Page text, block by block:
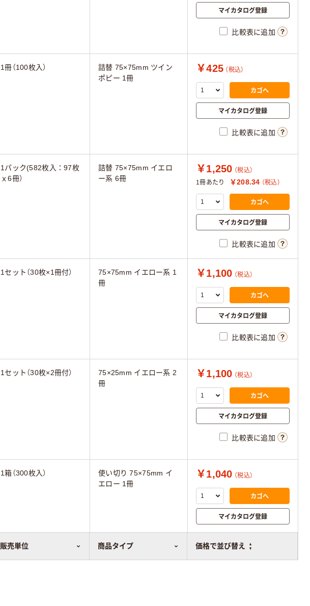
販売単位 商品タイプ 価格で並び替え
マイカタログ登録
比較表に追加
1冊（100枚入）
詰替 75×75mm ツイン
ポピー 1冊
￥425 （税込）
カゴへ
マイカタログ登録
比較表に追加
1パック(582枚入：97枚
ｘ6冊）
詰替 75×75mm イエロ
ー系 6冊
￥1,250 （税込）
1冊あたり
￥208.34 （税込）
カゴへ
マイカタログ登録
比較表に追加
1セット（30枚×1冊付）
75×75mm イエロー系 1
冊
￥1,100 （税込）
カゴへ
マイカタログ登録
比較表に追加
1セット（30枚×2冊付）
75×25mm イエロー系 2
冊
￥1,100 （税込）
カゴへ
マイカタログ登録
比較表に追加
1箱（300枚入）
使い切り 75×75mm イ
エロー 1冊
￥1,040 （税込）
カゴへ
マイカタログ登録